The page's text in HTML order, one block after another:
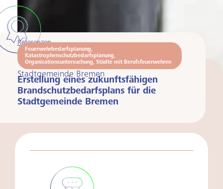
Referenzen
Feuerwehrbedarfsplanung,
Katastrophenschutzbedarfsplanung,
Organisationsuntersuchung, Städte mit Berufsfeuerwehren
Stadtgemeinde Bremen
Erstellung eines zukunftsfähigen
Brandschutzbedarfsplans für die
Stadtgemeinde Bremen